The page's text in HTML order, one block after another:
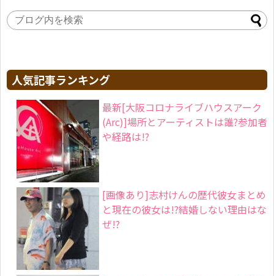
[画像あり]志村けんの歴代彼女まとめ
[コ・スジョンの死因]は!?トッケビと
ＢＴＳとの関係も調査![訃報]
新型コロナクルーズ船の名前はダイ
ヤモンドプリンセス号でどこの船?運
営会社や値段も!